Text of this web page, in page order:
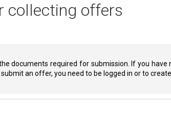
collecting offers
documents required for submission. If you
an offer, you need to be logged in or to